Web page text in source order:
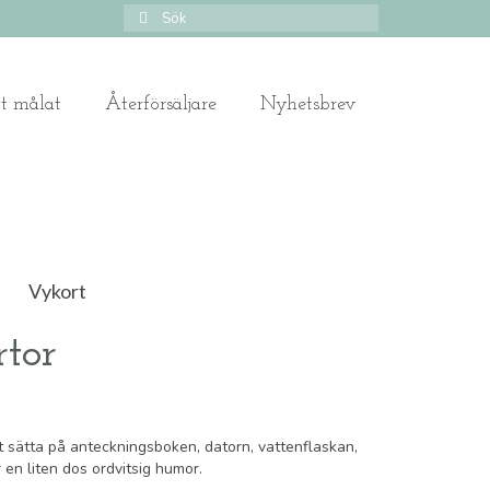
Search
for:
målat Återförsäljare Nyhetsbrev
Vykort
sätta på anteckningsboken, datorn, vattenflaskan,
liten dos ordvitsig humor.